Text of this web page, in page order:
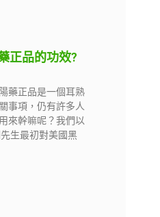
正品的功效?
藥正品是一個耳熟
事項，仍有許多人
來幹嘛呢？我們以
生最初對美國黑